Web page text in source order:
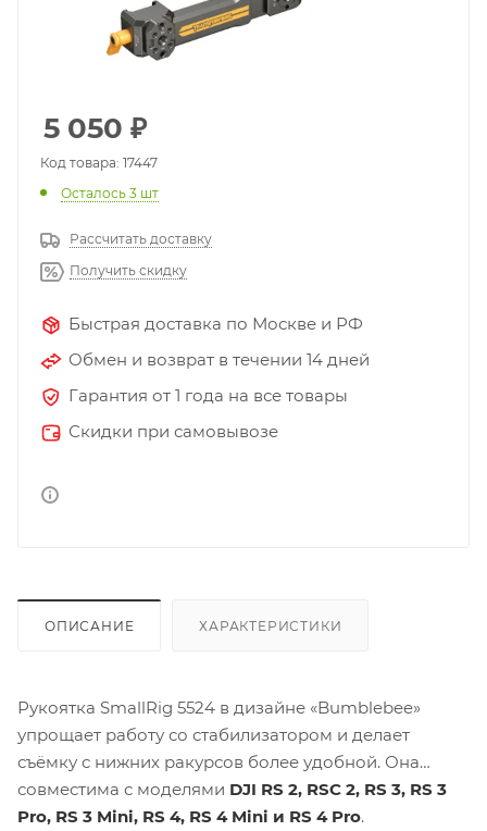
5 050 ₽
Код товара: 17447
Осталось 3 шт
Рассчитать доставку
Получить скидку
Быстрая доставка по Москве и РФ
Обмен и возврат в течении 14 дней
Гарантия от 1 года на все товары
Скидки при самовывозе
ОПИСАНИЕ ХАРАКТЕРИСТИКИ
Рукоятка SmallRig 5524 в дизайне «Bumblebee»
упрощает работу со стабилизатором и делает
съёмку с нижних ракурсов более удобной. Она
совместима с моделями DJI RS 2, RSC 2, RS 3, RS 3
Pro, RS 3 Mini, RS 4, RS 4 Mini и RS 4 Pro.